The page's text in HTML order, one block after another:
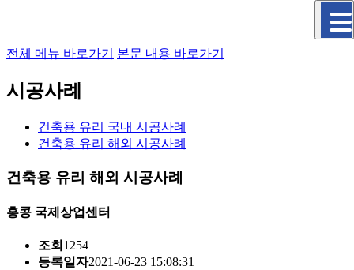
전체 메뉴 바로가기 본문 내용 바로가기
시공사례
건축용 유리 국내 시공사례
건축용 유리 해외 시공사례
건축용 유리 해외 시공사례
홍콩 국제상업센터
조회 1254
등록일자2021-06-23 15:08:31